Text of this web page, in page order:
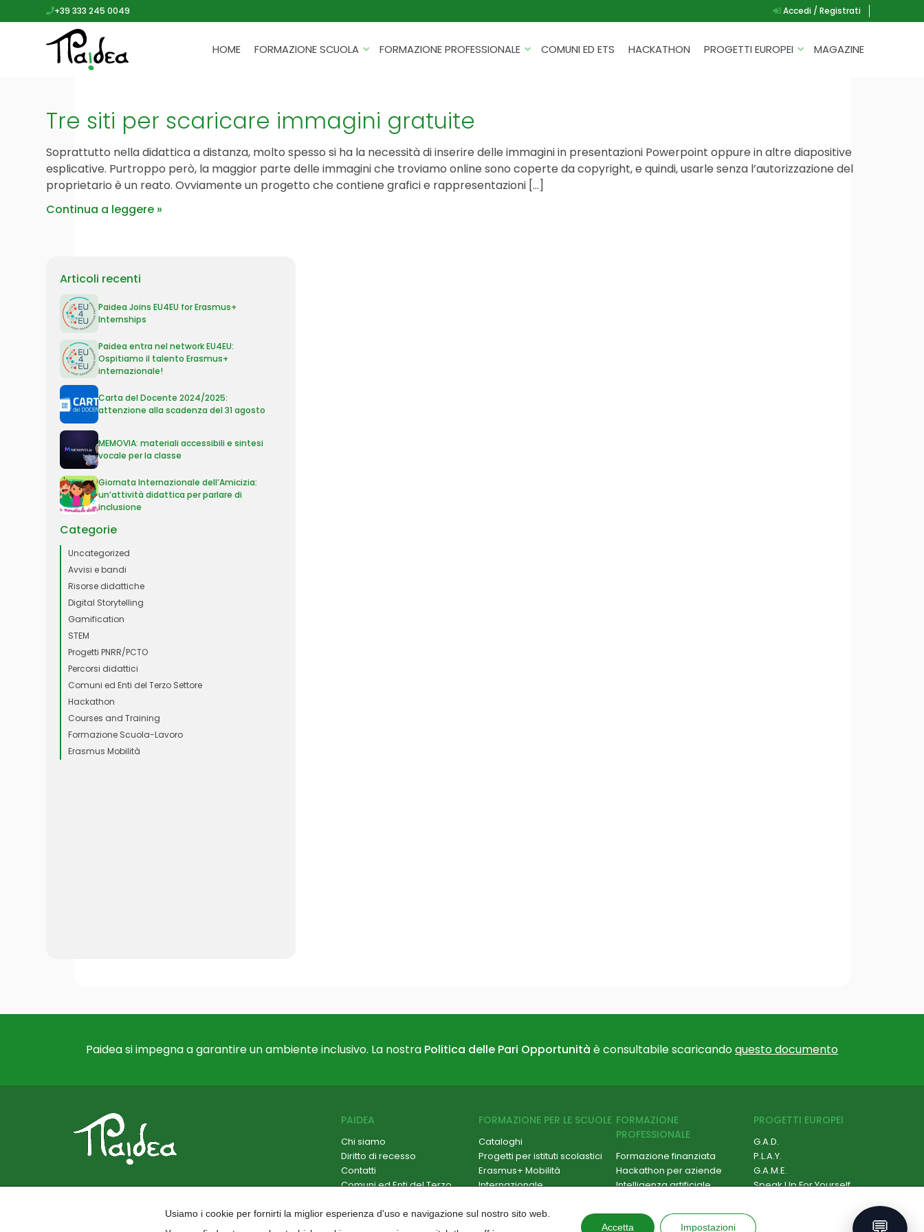
+39 333 245 0049 Accedi / Registrati
HOME FORMAZIONE SCUOLA
SCOLASTICI
ERASMUS+ MOBILITÀ
FSL/PCTO
FORMAZIONE PROFESSIONALE
INTELLIGENZA ARTIFICIALE
CYBERSECURITY
SOFT SKILL E MANAGEMENT
COMUNI ED ETS HACKATHON PROGETTI EUROPEI
SPEAK UP FOR YOURSELF
MAGAZINE
Tre siti per scaricare immagini gratuite
Soprattutto nella didattica a distanza, molto spesso si ha la necessità di inserire delle immagini in presentazioni Powerpoint oppure in altre diapositive
esplicative. Purtroppo però, la maggior parte delle immagini che troviamo online sono coperte da copyright, e quindi, usarle senza l’autorizzazione del
proprietario è un reato. Ovviamente un progetto che contiene grafici e rappresentazioni […]
Continua a leggere
Articoli recenti
Paidea Joins EU4EU for Erasmus+
Internships
Paidea entra nel network EU4EU:
Ospitiamo il talento Erasmus+
internazionale!
Carta del Docente 2024/2025:
attenzione alla scadenza del 31 agosto
MEMOVIA: materiali accessibili e sintesi
vocale per la classe
Giornata Internazionale dell’Amicizia:
un’attività didattica per parlare di
inclusione
Categorie
Uncategorized
Avvisi e bandi
Risorse didattiche
Digital Storytelling
Gamification
STEM
Progetti PNRR/PCTO
Percorsi didattici
Comuni ed Enti del Terzo Settore
Hackathon
Courses and Training
Formazione Scuola-Lavoro
Erasmus Mobilità
Paidea si impegna a garantire un ambiente inclusivo. La nostra Politica delle Pari Opportunità è consultabile scaricandoquesto documento
PAIDEA
Chi siamo
Diritto di recesso
Contatti
Comuni ed Enti del Terzo
Hackathon
Paidea Magazine
FORMAZIONE PER LE SCUOLE
Cataloghi
Progetti per istituti scolastici
Erasmus+ Mobilità
Internazionale
PCTO
Progetti PNRR
FORMAZIONE
PROFESSIONALE
Formazione finanziata
Hackathon per aziende
Intelligenza artificiale
Robotica e IoT
Soft Skill e Management
PROGETTI EUROPEI
G.A.D.
P.L.A.Y.
G.A.M.E.
Speak Up For Yourself
Usiamo i cookie per fornirti la miglior esperienza d'uso e navigazione sul nostro sito web.
Accetta Impostazioni